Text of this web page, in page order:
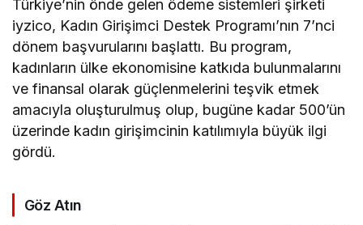
Türkiye’nin önde gelen ödeme sistemleri şirketi
iyzico, Kadın Girişimci Destek Programı’nın 7’nci
dönem başvurularını başlattı. Bu program,
kadınların ülke ekonomisine katkıda bulunmalarını
ve finansal olarak güçlenmelerini teşvik etmek
amacıyla oluşturulmuş olup, bugüne kadar 500’ün
üzerinde kadın girişimcinin katılımıyla büyük ilgi
gördü.
Göz Atın